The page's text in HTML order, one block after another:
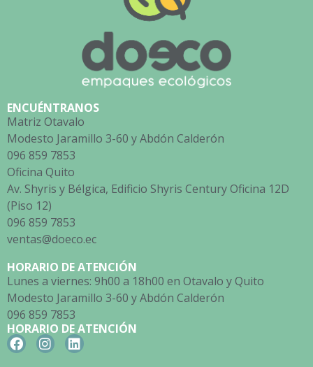
ENCUÉNTRANOS
Matriz Otavalo
Modesto Jaramillo 3-60 y Abdón Calderón
096 859 7853
Oficina Quito
Av. Shyris y Bélgica, Edificio Shyris Century Oficina 12D
(Piso 12)
096 859 7853
ventas@doeco.ec
HORARIO DE ATENCIÓN
Lunes a viernes: 9h00 a 18h00 en Otavalo y Quito
Modesto Jaramillo 3-60 y Abdón Calderón
096 859 7853
HORARIO DE ATENCIÓN